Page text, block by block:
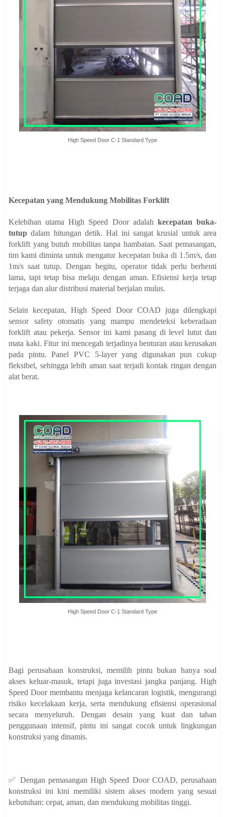
High Speed Door C-1 Standard Type
Kecepatan yang Mendukung Mobilitas Forklift
Kelebihan utama High Speed Door adalah kecepatan buka-
tutup dalam hitungan detik. Hal ini sangat krusial untuk area
forklift yang butuh mobilitas tanpa hambatan. Saat pemasangan,
tim kami diminta untuk mengatur kecepatan buka di 1.5m/s, dan
1m/s saat tutup. Dengan begitu, operator tidak perlu berhenti
lama, tapi tetap bisa melaju dengan aman. Efisiensi kerja tetap
terjaga dan alur distribusi material berjalan mulus.
Selain kecepatan, High Speed Door COAD juga dilengkapi
sensor safety otomatis yang mampu mendeteksi keberadaan
forklift atau pekerja. Sensor ini kami pasang di level lutut dan
mata kaki. Fitur ini mencegah terjadinya benturan atau kerusakan
pada pintu. Panel PVC 5-layer yang digunakan pun cukup
fleksibel, sehingga lebih aman saat terjadi kontak ringan dengan
alat berat.
High Speed Door C-1 Standard Type
Bagi perusahaan konstruksi, memilih pintu bukan hanya soal
akses keluar-masuk, tetapi juga investasi jangka panjang. High
Speed Door membantu menjaga kelancaran logistik, mengurangi
risiko kecelakaan kerja, serta mendukung efisiensi operasional
secara menyeluruh. Dengan desain yang kuat dan tahan
penggunaan intensif, pintu ini sangat cocok untuk lingkungan
konstruksi yang dinamis.
✅ Dengan pemasangan High Speed Door COAD, perusahaan
konstruksi ini kini memiliki sistem akses modern yang sesuai
kebutuhan: cepat, aman, dan mendukung mobilitas tinggi.